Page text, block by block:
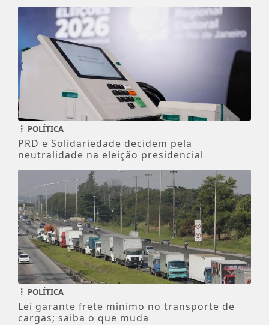
POLÍTICA
PRD e Solidariedade decidem pela
neutralidade na eleição presidencial
POLÍTICA
Lei garante frete mínimo no transporte de
cargas; saiba o que muda